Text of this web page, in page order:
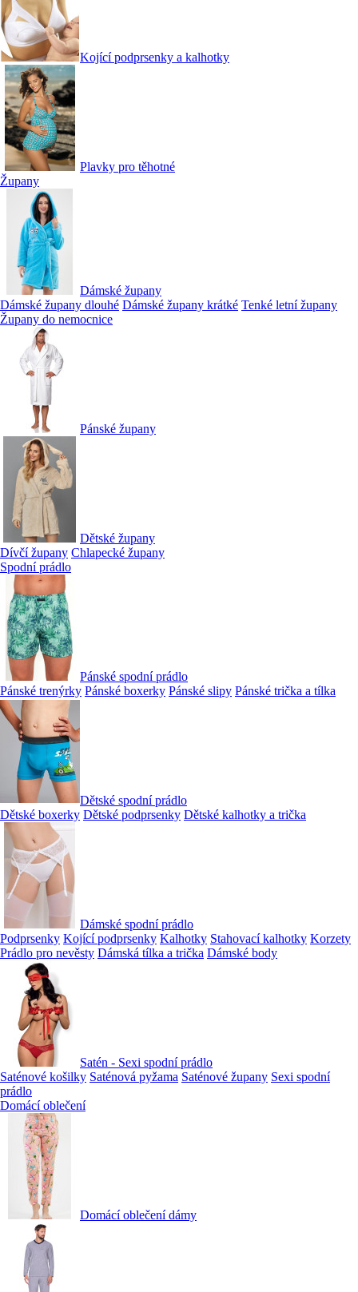
Kojící podprsenky a kalhotky
Plavky pro těhotné
Župany
Dámské župany
Dámské župany dlouhé Dámské župany krátké Tenké letní župany
Župany do nemocnice
Pánské župany
Dětské župany
Dívčí župany Chlapecké župany
Spodní prádlo
Pánské spodní prádlo
Pánské trenýrky Pánské boxerky Pánské slipy Pánské trička a tílka
Dětské spodní prádlo
Dětské boxerky Dětské podprsenky Dětské kalhotky a trička
Dámské spodní prádlo
Podprsenky Kojící podprsenky Kalhotky Stahovací kalhotky Korzety
Prádlo pro nevěsty Dámská tílka a trička Dámské body
Satén - Sexi spodní prádlo
Saténové košilky Saténová pyžama Saténové župany Sexi spodní
prádlo
Domácí oblečení
Domácí oblečení dámy